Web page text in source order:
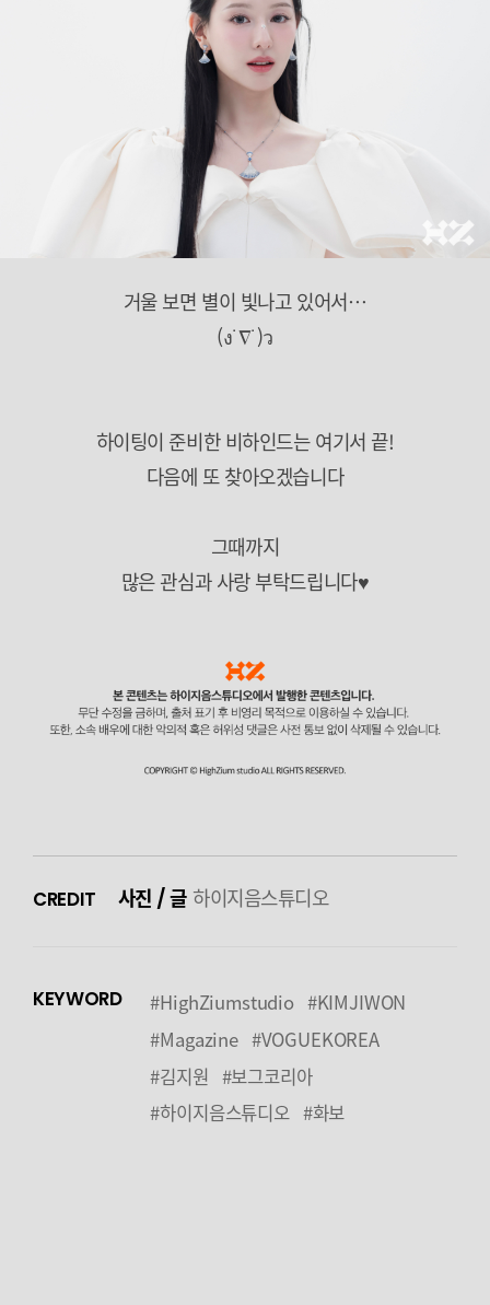
거울 보면 별이 빛나고 있어서…
(ง˙∇˙)ว
하이팅이 준비한 비하인드는 여기서 끝!
다음에 또 찾아오겠습니다
그때까지
많은 관심과 사랑 부탁드립니다♥
CREDIT 사진 / 글 하이지음스튜디오
KEYWORD #HighZiumstudio #KIMJIWON
#Magazine #VOGUEKOREA
#김지원 #보그코리아
#하이지음스튜디오 #화보